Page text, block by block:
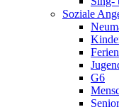
Soziale
G6